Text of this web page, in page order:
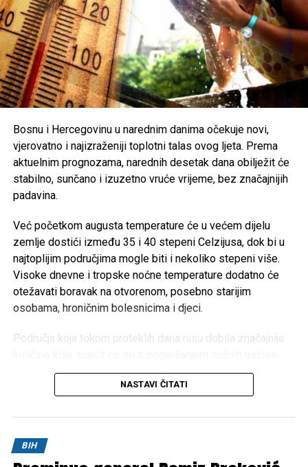
najtoplijem dijelu dana, nošenje lagane i svijetle odjeće te
zaštita od direktnog sunčevog zračenja.
Poseban oprez savjetuje sestarijim osobama, djeci,
hroničnim bolesnicima i svima koji rade na otvorenom,
uz preporuku da se pridržavaju savjeta ljekara i, ukoliko je
moguće, borave u rashlađenim prostorijama tokom
najtoplijeg dijela dana.
Share Post
Share
Tweet Share
Bosnu i Hercegovinu u narednim danima očekuje novi,
vjerovatno i najizraženiji toplotni talas ovog ljeta. Prema
aktuelnim prognozama, narednih desetak dana obilježit će
stabilno, sunčano i izuzetno vruće vrijeme, bez značajnijih
padavina.
Već početkom augusta temperature će u većem dijelu
zemlje dostići između 35 i 40 stepeni Celzijusa, dok bi u
najtoplijim područjima mogle biti i nekoliko stepeni više.
Visoke dnevne i tropske noćne temperature dodatno će
otežavati boravak na otvorenom, posebno starijim
osobama, hroničnim bolesnicima i djeci.
Područja koja tokom proteklih dana nisu dobila značajnije
Dugotrajan izostanak padavina mogao bi izazvati ozbiljne
posljedice za poljoprivredu, vodotokove i povećati rizik od
će doći do promjene vremena. Prema trenutnim
NASTAVI ČITATI
BIH